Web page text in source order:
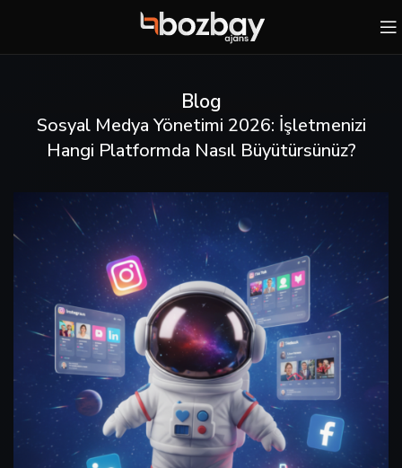
Blog
Sosyal Medya Yönetimi 2026: İşletmenizi
Hangi Platformda Nasıl Büyütürsünüz?